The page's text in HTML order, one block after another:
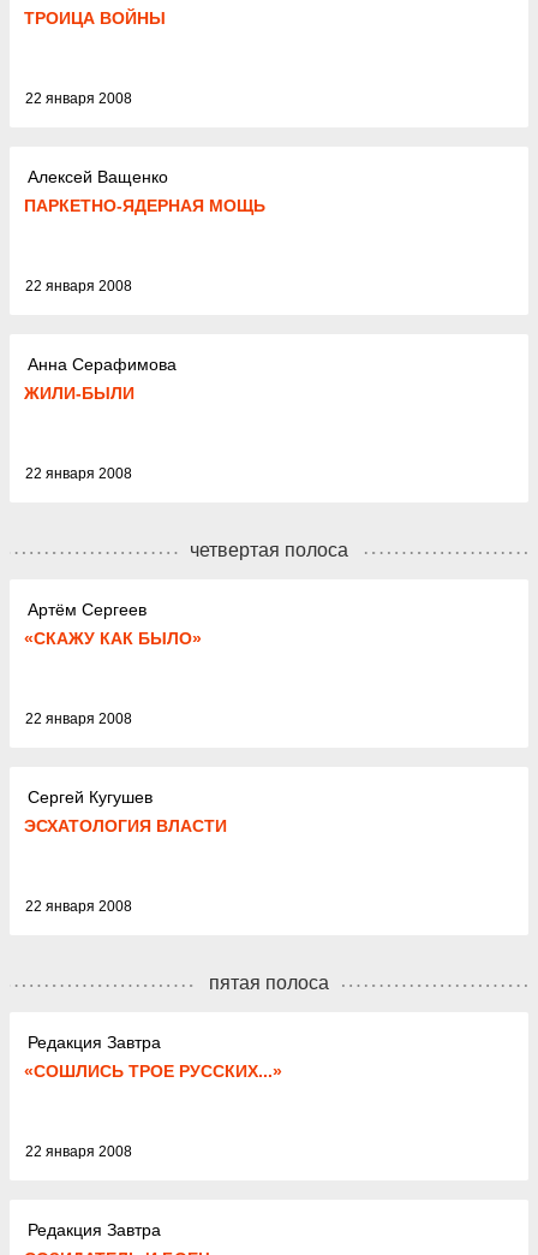
ТРОИЦА ВОЙНЫ
22 января 2008
Алексей Ващенко
ПАРКЕТНО-ЯДЕРНАЯ МОЩЬ
22 января 2008
Анна Серафимова
ЖИЛИ-БЫЛИ
22 января 2008
четвертая полоса
Артём Сергеев
«СКАЖУ КАК БЫЛО»
22 января 2008
Сергей Кугушев
ЭСХАТОЛОГИЯ ВЛАСТИ
22 января 2008
пятая полоса
Редакция Завтра
«СОШЛИСЬ ТРОЕ РУССКИХ...»
22 января 2008
Редакция Завтра